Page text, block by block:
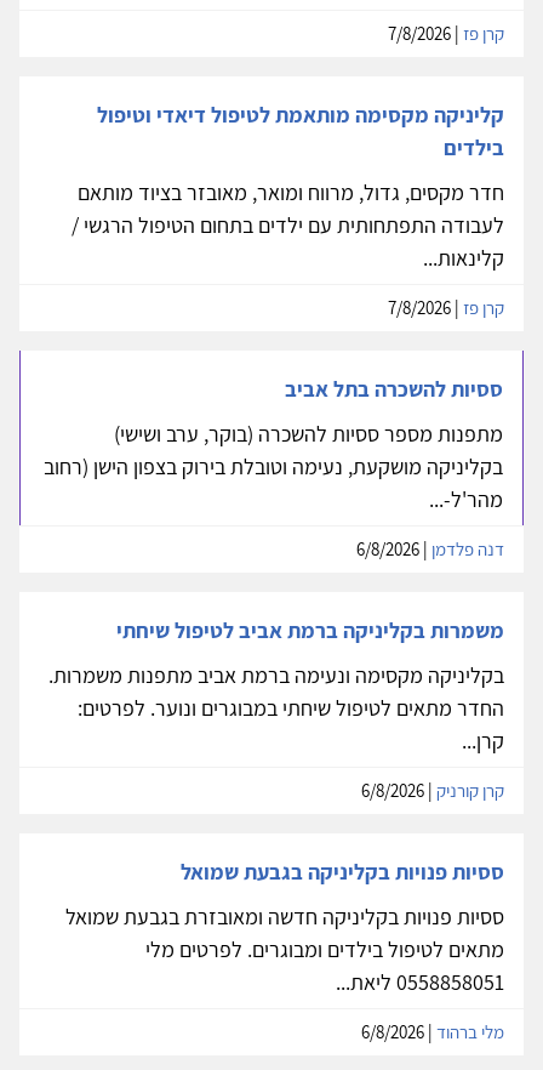
קרן פז
קליניקה מקסימה מותאמת לטיפול דיאדי וטיפול
בילדים
חדר מקסים, גדול, מרווח ומואר, מאובזר בציוד מותאם
לעבודה התפתחותית עם ילדים בתחום הטיפול הרגשי /
קלינאות...
קרן פז
ססיות להשכרה בתל אביב
מתפנות מספר ססיות להשכרה (בוקר, ערב ושישי)
בקליניקה מושקעת, נעימה וטובלת בירוק בצפון הישן (רחוב
מהר'ל-...
דנה פלדמן
משמרות בקליניקה ברמת אביב לטיפול שיחתי
בקליניקה מקסימה ונעימה ברמת אביב מתפנות משמרות.
החדר מתאים לטיפול שיחתי במבוגרים ונוער. לפרטים:
קרן...
קרן קורניק
ססיות פנויות בקליניקה בגבעת שמואל
ססיות פנויות בקליניקה חדשה ומאובזרת בגבעת שמואל
מתאים לטיפול בילדים ומבוגרים. לפרטים מלי
0558858051 ליאת...
מלי ברהוד